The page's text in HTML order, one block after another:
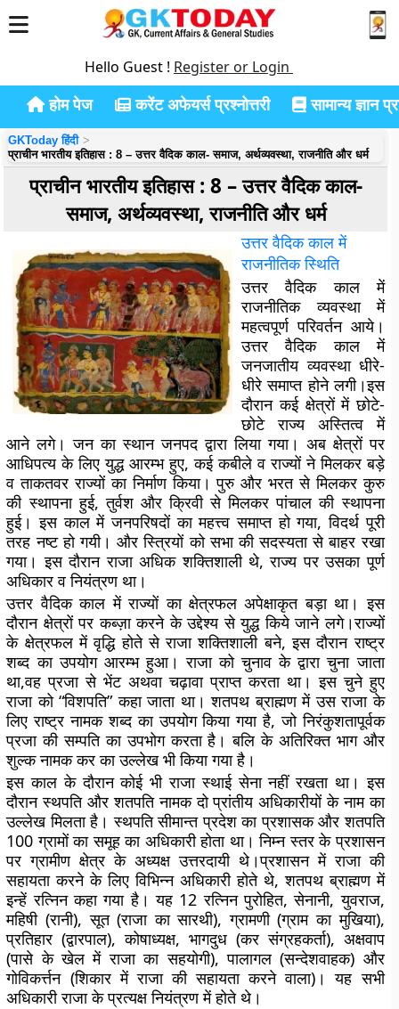
Hello Guest ! Register or Login
होम पेज करेंट अफेयर्स प्रश्नोत्तरी सामान्य ज्ञान
GKToday हिंदी
प्राचीन भारतीय इतिहास : 8 – उत्तर वैदिक काल- समाज, अर्थव्यवस्था, राजनीति और धर्म
प्राचीन भारतीय इतिहास : 8 – उत्तर वैदिक काल-
समाज, अर्थव्यवस्था, राजनीति और धर्म
उत्तर वैदिक काल में
राजनीतिक स्थिति
उत्तर वैदिक काल में
राजनीतिक व्यवस्था में
महत्वपूर्ण परिवर्तन आये।
उत्तर वैदिक काल में
जनजातीय व्यवस्था धीरे-
धीरे समाप्त होने लगी।इस
दौरान कई क्षेत्रों में छोटे-
छोटे राज्य अस्तित्व में
आने लगे। जन का स्थान जनपद द्वारा लिया गया। अब क्षेत्रों पर
आधिपत्य के लिए युद्ध आरम्भ हुए, कई कबीले व राज्यों ने मिलकर बड़े
व ताकतवर राज्यों का निर्माण किया। पुरु और भरत से मिलकर कुरु
की स्थापना हुई, तुर्वश और क्रिवी से मिलकर पांचाल की स्थापना
हुई। इस काल में जनपरिषदों का महत्त्व समाप्त हो गया, विदर्थ पूरी
तरह नष्ट हो गयी। और स्त्रियों को सभा की सदस्यता से बाहर रखा
गया। इस दौरान राजा अधिक शक्तिशाली थे, राज्य पर उसका पूर्ण
अधिकार व नियंत्रण था।
उत्तर वैदिक काल में राज्यों का क्षेत्रफल अपेक्षाकृत बड़ा था। इस
दौरान क्षेत्रों पर कब्ज़ा करने के उद्देश्य से युद्ध किये जाने लगे।राज्यों
के क्षेत्रफल में वृद्धि होते से राजा शक्तिशाली बने, इस दौरान राष्ट्र
शब्द का उपयोग आरम्भ हुआ। राजा को चुनाव के द्वारा चुना जाता
था,वह प्रजा से भेंट अथवा चढ़ावा प्राप्त करता था। इस चुने हुए
राजा को “विशपति” कहा जाता था। शतपथ ब्राह्मण में उस राजा के
लिए राष्ट्र नामक शब्द का उपयोग किया गया है, जो निरंकुशतापूर्वक
प्रजा की सम्पति का उपभोग करता है। बलि के अतिरिक्त भाग और
शुल्क नामक कर का उल्लेख भी किया गया है।
इस काल के दौरान कोई भी राजा स्थाई सेना नहीं रखता था। इस
दौरान स्थपति और शतपति नामक दो प्रांतीय अधिकारीयों के नाम का
उल्लेख मिलता है। स्थपति सीमान्त प्रदेश का प्रशासक और शतपति
100 ग्रामों का समूह का अधिकारी होता था। निम्न स्तर के प्रशासन
पर ग्रामीण क्षेत्र के अध्यक्ष उत्तरदायी थे।प्रशासन में राजा की
सहायता करने के लिए विभिन्न अधिकारी होते थे, शतपथ ब्राह्मण में
इन्हें रत्निन कहा गया है। यह 12 रत्निन पुरोहित, सेनानी, युवराज,
महिषी (रानी), सूत (राजा का सारथी), ग्रामणी (ग्राम का मुखिया),
प्रतिहार (द्वारपाल), कोषाध्यक्ष, भागदुध (कर संग्रहकर्ता), अक्षवाप
(पासे के खेल में राजा का सहयोगी), पालागल (सन्देशवाहक) और
गोविकर्त्तन (शिकार में राजा की सहायता करने वाला)। यह सभी
अधिकारी राजा के प्रत्यक्ष नियंत्रण में होते थे।